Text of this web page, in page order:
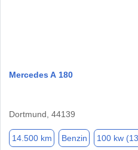
Mercedes A 180
Dortmund, 44139
14.500 km Benzin 100 kw